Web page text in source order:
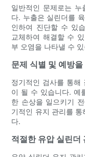
일반적인 문제로는
다. 누출은 실린더를
인하여 진단할 수 있
교체하여 해결할 수
부 오염을 나타낼 수
문제 식별 및 예방을
정기적인 검사를 통해
이 될 수 있습니다. 예
한 손상을 일으키기
기적인 유지 관리를
다.
적절한 유압 실린더